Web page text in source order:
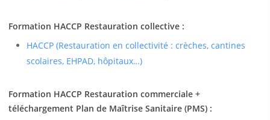
Formation HACCP Restauration collective :
HACCP (Restauration en collectivité : crèches, cantines
scolaires, EHPAD, hôpitaux…)
Formation HACCP Restauration commerciale +
téléchargement Plan de Maîtrise Sanitaire (PMS) :